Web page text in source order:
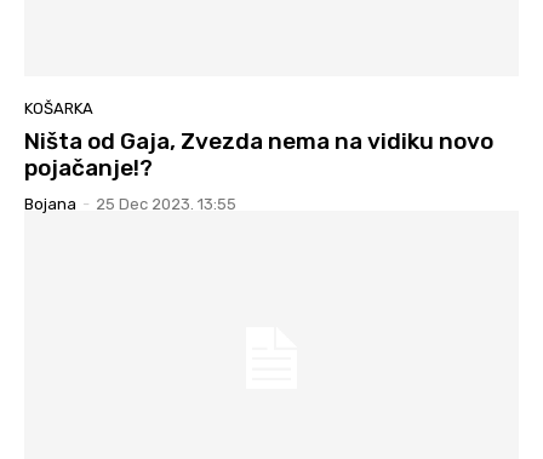
KOŠARKA
Ništa od Gaja, Zvezda nema na vidiku novo
pojačanje!?
Bojana - 25 Dec 2023. 13:55